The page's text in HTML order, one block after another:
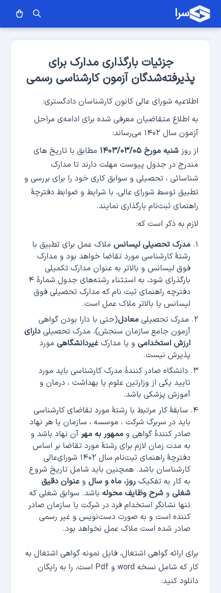
سرا
جزئیات بارگذاری مدارک برای
پذیرفته‌شدگان آزمون کارشناسی رسمی
اطلاعیه شورای عالی کانون کارشناسان دادگستری:
به اطلاع متقاضیان معرفی شده برای ادامه‌ی مراحل
آزمون سال ۱۴۰۲ می‌رساند:
از روزشنبه مورخ ۱۴۰۳/۰۳/۰۵
مطابق با تاریخ های
مندرج در جدول پیوست مهلت دارند تا مدارک
شناسائی ، تحصیلی و سوابق کاری خود را برای بررسی و
تطبیق توسط شورای عالی، با شرایط و ضوابط دفترچۀ
راهنمای ثبت‌نام بارگذاری نمایند.
لازم به ذکر است که:
مدرک تحصیلی لیسانس ملاک عمل برای تطبیق با
رشتۀ کارشناسی مورد تقاضا خواهد بود و مدارک
فوق لیسانس و بالاتر به عنوان مدارک تکمیلی
بارگذرای شود، به استثناء رشته‌های جدول شمارۀ ۴
دفترچه راهنمای ثبت نام که مدارک تحصیلی فوق
لیسانس یا بالاتر ملاک عمل است.
مدرک تحصیلیمعادل(حتی با دارا بودن گواهی
آزمون جامع سازمان سنجش)، مدرک تحصیلیدارای
ارزش استخدامی و یا مدارک غیردانشگاهی مورد
پذیرش نیست.
دانشگاه صادر کنندۀ مدرک کارشناسی باید مورد
تایید یکی از وزارتین علوم یا بهداشت ، درمان و
آموزش پزشکی باشد.
سابقۀ کار مرتبط با رشتۀ مورد تقاضای کارشناسی
باید در سربرگ شرکت ، موسسه ، سازمان یا هر نهاد
صادر کنندۀ گواهی وممهور به مهر آن نهاد باشد و
به مدت زمان لازم برای رشتۀ مورد تقاضا بر اساس
دفترچۀ راهنمای ثبت‌نام سال ۱۴۰۲ شورای‌عالی
کارشناسان باشد. همچنین باید شامل تاریخ شروع
به کار به تفکیکروز، ماه و سال وعنوان دقیق
شغلی وشرح وظایف محوله باشد. سوابق شغلی که
تنها نشانگر استخدام فرد در شرکت یا سازمان صادر
کننده است و به صورت دست‌نویس و غیر رسمی
صادر شده است ملاک عمل نخواهد بود.
برای ارائه گواهی اشتغال، فایل نمونه گواهی اشتغال به
کار که شامل نسخه word و Pdf است، را به رایگان
دانلود کنید: